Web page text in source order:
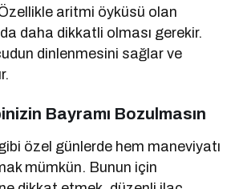
aritmi öyküsü olan
daha dikkatli olması gerekir.
dinlenmesini sağlar ve
Bayramı Bozulmasın
özel günlerde hem maneviyatı
mümkün. Bunun için